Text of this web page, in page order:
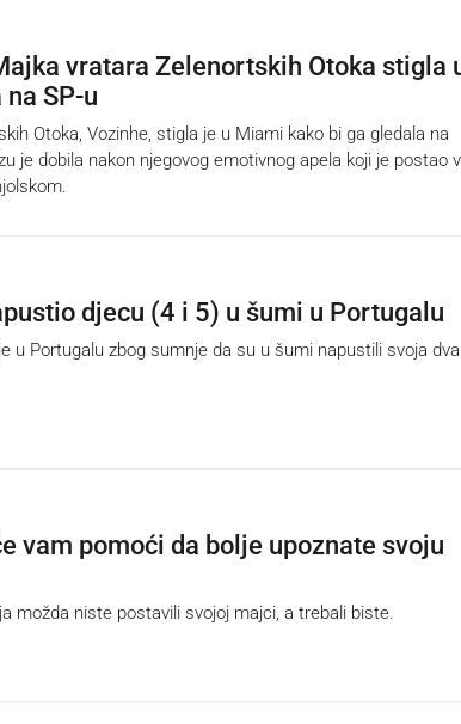
vratara Zelenortskih Otoka stigla
SP-u
Otoka, Vozinhe, stigla je u Miami kako bi ga gledala na
je dobila nakon njegovog emotivnog apela koji je postao
djecu (4 i 5) u šumi u Portugalu
u Portugalu zbog sumnje da su u šumi napustili svoja
vam pomoći da bolje upoznate svoju
možda niste postavili svojoj majci, a trebali biste.